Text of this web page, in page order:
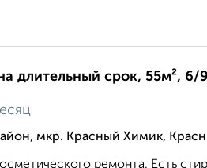
длительный срок, 55м², 6/
мкр. Красный Химик,
ремонта. Есть